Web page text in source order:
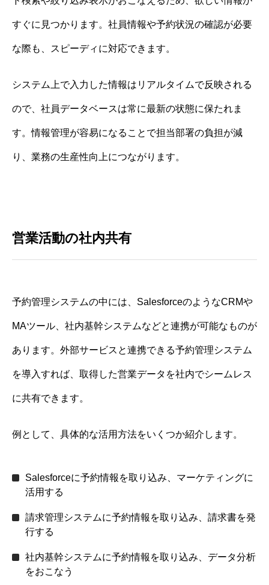
すぐに見つかります。社員情報や予約状況の確認が必要
な際も、スピーディに対応できます。
システム上で入力した情報はリアルタイムで反映される
ので、社員データベースは常に最新の状態に保たれま
す。情報管理が容易になることで担当部署の負担が減
り、業務の生産性向上につながります。
営業活動の社内共有
予約管理システムの中には、SalesforceのようなCRMや
MAツール、社内基幹システムなどと連携が可能なものが
あります。外部サービスと連携できる予約管理システム
を導入すれば、取得した営業データを社内でシームレス
に共有できます。
例として、具体的な活用方法をいくつか紹介します。
Salesforceに予約情報を取り込み、マーケティングに
活用する
請求管理システムに予約情報を取り込み、請求書を発
行する
社内基幹システムに予約情報を取り込み、データ分析
をおこなう